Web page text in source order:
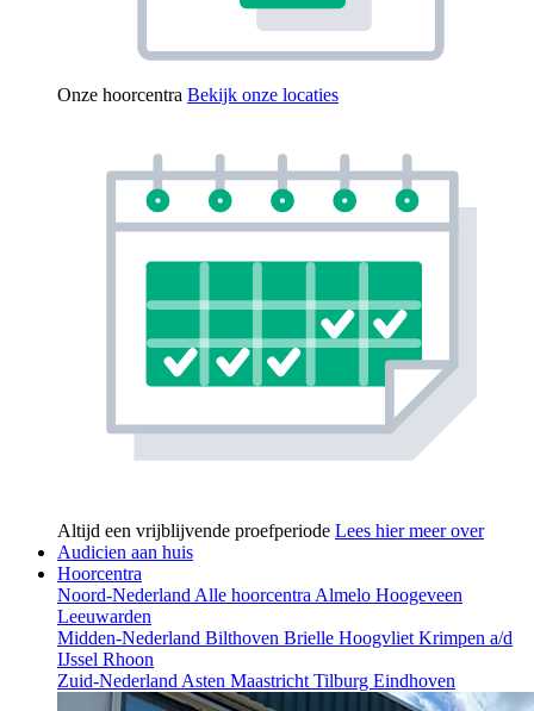
Onze hoorcentra Bekijk onze locaties
Altijd een vrijblijvende proefperiode Lees hier meer over
Audicien aan huis
Hoorcentra
Noord-NederlandAlle hoorcentraAlmelo Hoogeveen
Leeuwarden
Midden-Nederland Bilthoven Brielle HoogvlietKrimpen a/d
IJssel Rhoon
Zuid-NederlandAsten MaastrichtTilburg Eindhoven